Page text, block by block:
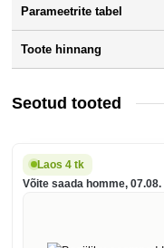
Parameetrite tabel
Toote hinnang
Seotud tooted
Laos 4 tk
Võite saada homme, 07.08.